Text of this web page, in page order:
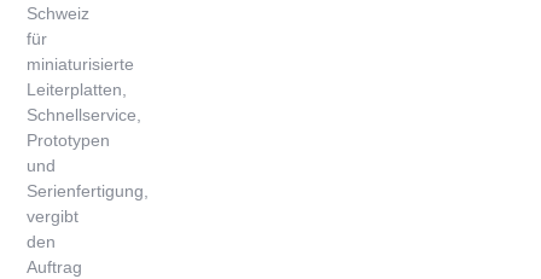
Schweiz
für
miniaturisierte
Leiterplatten,
Schnellservice,
Prototypen
und
Serienfertigung,
vergibt
den
Auftrag